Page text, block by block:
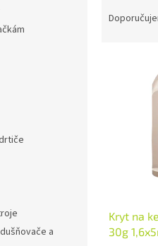
a
Kryt na
30g